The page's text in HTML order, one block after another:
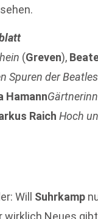
(Greven),
Spuren der Beatles
Hamann
Raich Hoch
Will Suhrkamp
wirklich Neues